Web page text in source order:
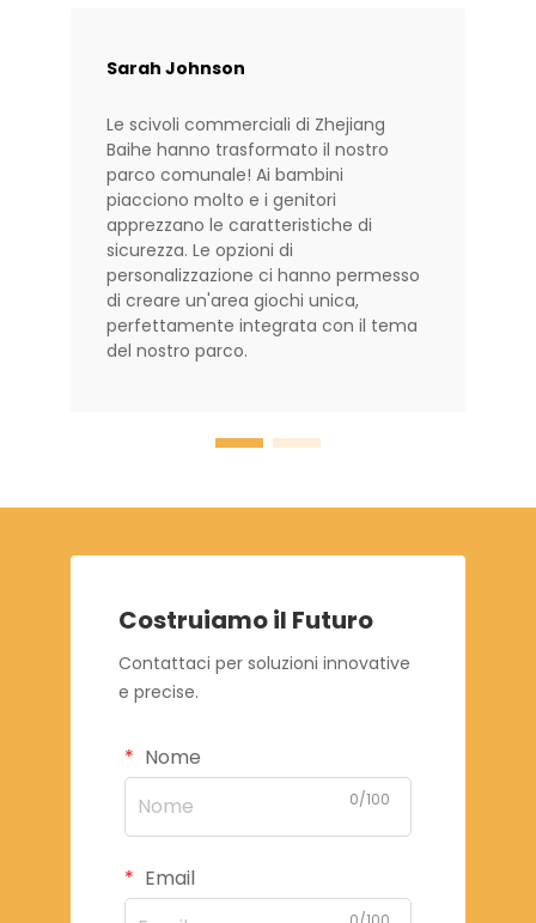
Sarah Johnson
Le scivoli commerciali di Zhejiang
Baihe hanno trasformato il nostro
parco comunale! Ai bambini
piacciono molto e i genitori
apprezzano le caratteristiche di
sicurezza. Le opzioni di
personalizzazione ci hanno permesso
di creare un'area giochi unica,
perfettamente integrata con il tema
del nostro parco.
Costruiamo il Futuro
Contattaci per soluzioni innovative
e precise.
Nome
0/100
Email